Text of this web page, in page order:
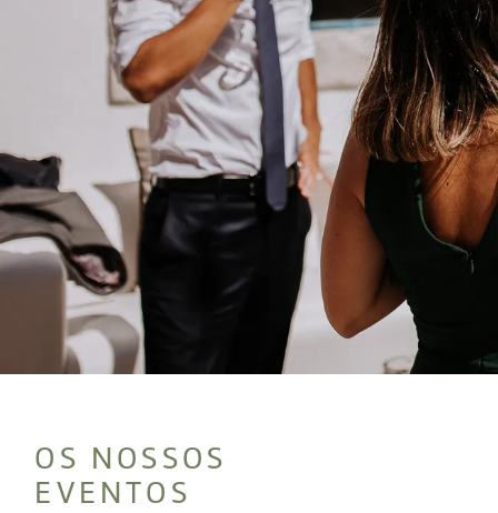
OS NOSSOS
EVENTOS